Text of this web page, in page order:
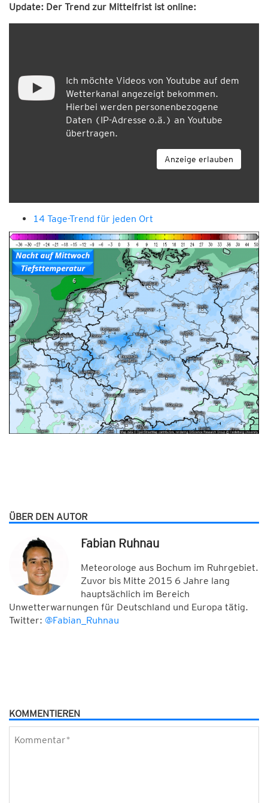
Update: Der Trend zur Mittelfrist ist online:
Ich möchte Videos von Youtube auf dem
Wetterkanal angezeigt bekommen.
Hierbei werden personenbezogene
Daten (IP-Adresse o.ä.) an Youtube
übertragen.
Anzeige erlauben
14 Tage-Trend für jeden Ort
ÜBER DEN AUTOR
Fabian Ruhnau
Meteorologe aus Bochum im Ruhrgebiet.
Zuvor bis Mitte 2015 6 Jahre lang
hauptsächlich im Bereich
Unwetterwarnungen für Deutschland und Europa tätig.
Twitter: @Fabian_Ruhnau
KOMMENTIEREN